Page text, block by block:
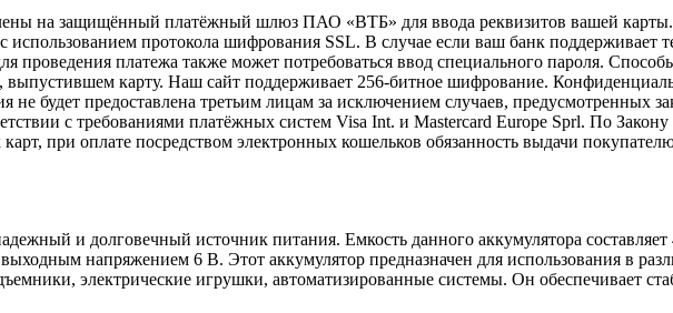
на защищённый платёжный шлюз ПАО «ВТБ» для ввода реквизитов вашей
протокола шифрования SSL. В случае если ваш банк поддерживает
проведения платежа также может потребоваться ввод специального пароля.
карту. Наш сайт поддерживает 256-битное шифрование.
будет предоставлена третьим лицам за исключением случаев, предусмотренных
с требованиями платёжных систем Visa Int. и Mastercard Europe Sprl. По
при оплате посредством электронных кошельков обязанность выдачи
и долговечный источник питания. Емкость данного аккумулятора
напряжением 6 В. Этот аккумулятор предназначен для использования в
электрические игрушки, автоматизированные системы. Он обеспечивает